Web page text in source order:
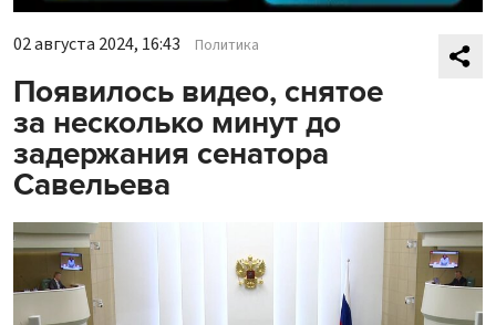
02 августа 2024, 16:43 Политика
Появилось видео, снятое
за несколько минут до
задержания сенатора
Савельева